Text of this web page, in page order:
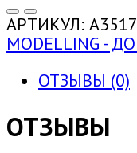
АРТИКУЛ:
MODELLING -
ОТЗЫВЫ (0)
ОТЗЫВЫ